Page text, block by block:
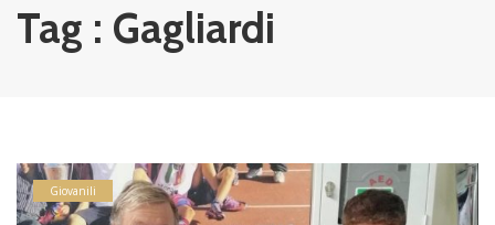
Tag : Gagliardi
Giovanili